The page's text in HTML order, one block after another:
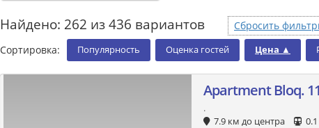
Найдено: 262 из 436 вариантов
Сбросить
Сортировка:
Популярность Оценка гостей Цена ▲
Apartment Bloq.
.
7.9 км до центра